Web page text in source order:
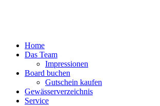
Home
Das Team
Impressionen
Board buchen
Gutschein kaufen
Gewässerverzeichnis
Service